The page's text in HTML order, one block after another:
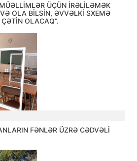
ÜÇÜN İRƏLİLƏMƏK
OLA BİLSİN, ƏVVƏLKİ SXEMƏ
OLACAQ”.
FƏNLƏR ÜZRƏ CƏDVƏLİ